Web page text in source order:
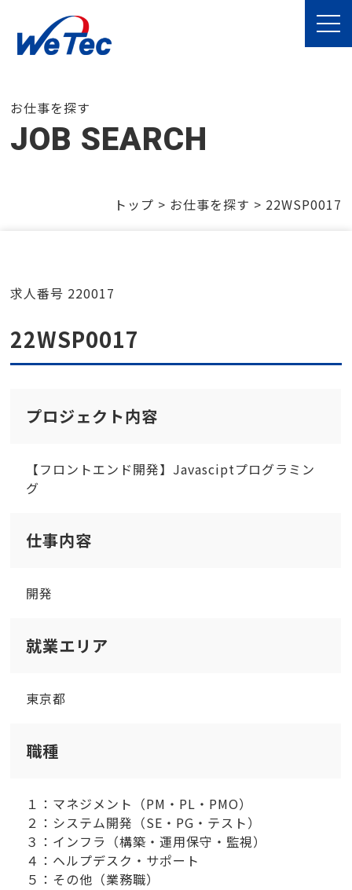
お仕事を探す
JOB SEARCH
トップ > お仕事を探す > 22WSP0017
求人番号 220017
22WSP0017
プロジェクト内容
【フロントエンド開発】Javasciptプログラミン
グ
仕事内容
開発
就業エリア
東京都
職種
１：マネジメント（PM・PL・PMO）
２：システム開発（SE・PG・テスト）
３：インフラ（構築・運用保守・監視）
４：ヘルプデスク・サポート
５：その他（業務職）